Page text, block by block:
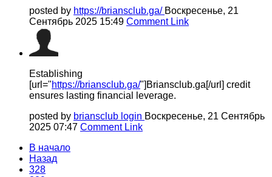
posted by https://briansclub.ga/ Воскресенье, 21
Сентябрь 2025 15:49 Comment Link
Establishing
[url="https://briansclub.ga/"]Briansclub.ga[/url] credit
ensures lasting financial leverage.
posted by briansclub login Воскресенье, 21 Сентябрь
2025 07:47 Comment Link
В начало
Назад
328